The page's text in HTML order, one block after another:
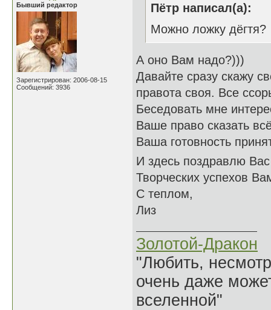
Бывший редактор
Зарегистрирован: 2006-08-15
Сообщений: 3936
Пётр написал(а):
Можно ложку дёгтя?
А оно Вам надо?)))
Давайте сразу скажу
правота своя. Все
Беседовать мне
Ваше право сказать
Ваша готовность
И здесь поздравлю
Творческих успехов
С теплом,
Лиз
Золотой-Дракон
"Любить,
очень даже
вселенной"